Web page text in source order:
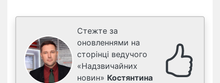
Стежте за
оновленнями на
сторінці ведучого
«Надзвичайних
новин» Костянтина